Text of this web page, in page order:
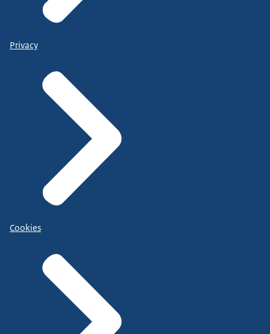
Privacy
Cookies